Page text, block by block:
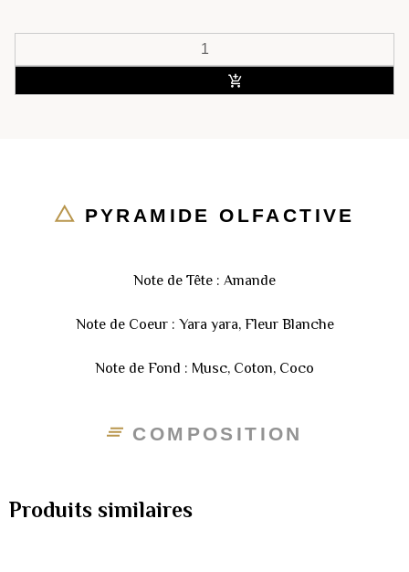
PYRAMIDE OLFACTIVE
Note de Tête : Amande
Note de Coeur : Yara yara, Fleur Blanche
Note de Fond : Musc, Coton, Coco
COMPOSITION
Produits similaires